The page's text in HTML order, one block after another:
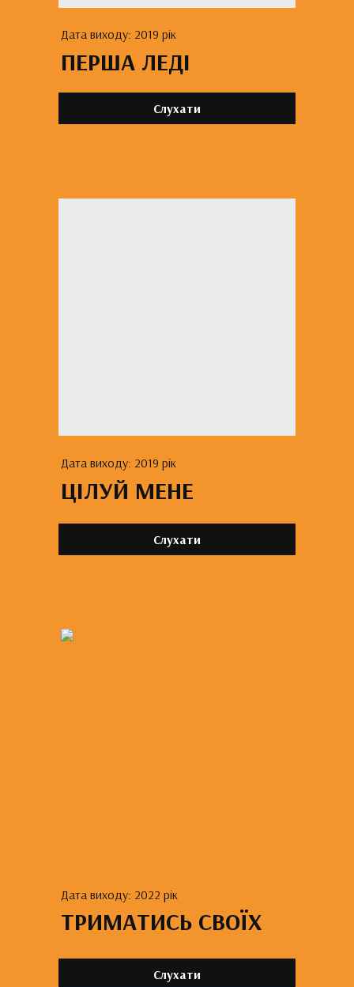
ПЕРША ЛЕДІ
Дата виходу: 2019 рік
ЦІЛУЙ МЕНЕ
Дата виходу: 2019 рік
Слухати
Слухати
Слухати
Дата виходу: 2022 рік
ТРИМАТИСЬ СВОЇХ